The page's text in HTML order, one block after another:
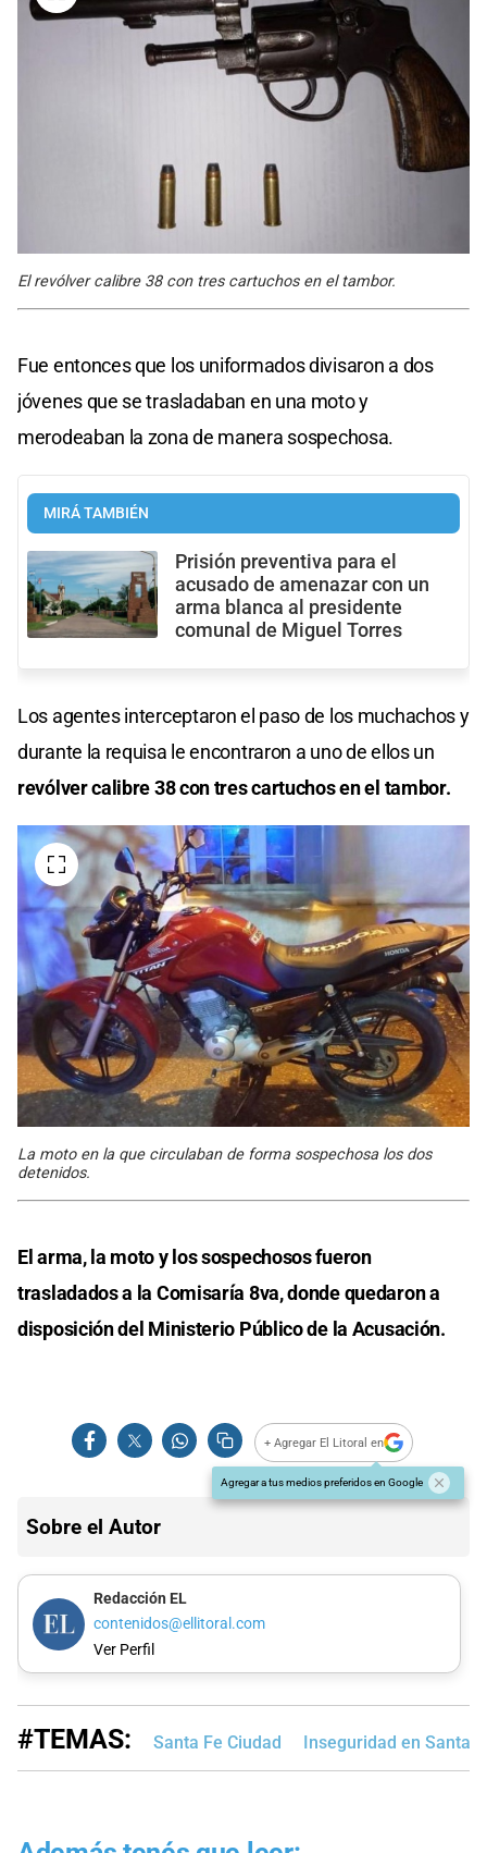
El revólver calibre 38 con tres cartuchos en el tambor.
Fue entonces que los uniformados divisaron a dos
jóvenes que se trasladaban en una moto y
merodeaban la zona de manera sospechosa.
MIRÁ TAMBIÉN
Prisión preventiva para el
acusado de amenazar con un
arma blanca al presidente
comunal de Miguel Torres
Los agentes interceptaron el paso de los muchachos y
durante la requisa le encontraron a uno de ellos un
revólver calibre 38 con tres cartuchos en el tambor.
La moto en la que circulaban de forma sospechosa los dos
detenidos.
El arma, la moto y los sospechosos fueron
trasladados a la Comisaría 8va, donde quedaron a
disposición del Ministerio Público de la Acusación.
+ Agregar El Litoral en
Agregar a tus medios preferidos en Google
Sobre el Autor
Redacción EL
contenidos@ellitoral.com
Ver Perfil
#TEMAS: Santa Fe Ciudad Inseguridad en Santa